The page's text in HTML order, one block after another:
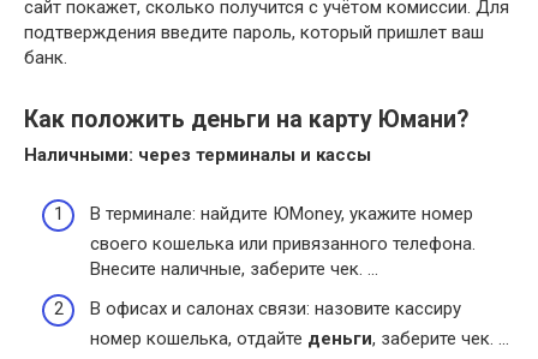
сайт покажет, сколько получится с учётом комиссии. Для
подтверждения введите пароль, который пришлет ваш
банк.
Как положить деньги на карту Юмани?
Наличными: через терминалы и кассы
В терминале: найдите ЮMoney, укажите номер
своего кошелька или привязанного телефона.
Внесите наличные, заберите чек. …
В офисах и салонах связи: назовите кассиру
номер кошелька, отдайте деньги, заберите чек. …